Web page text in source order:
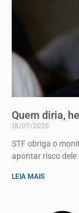
Quem diria,
18/07/2025
STF obriga o
apontar risco dele
LEIA MAIS